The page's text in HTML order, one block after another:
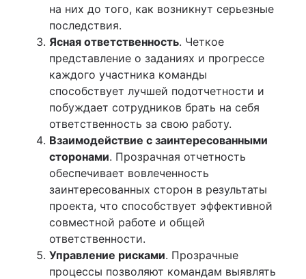
на них до того, как возникнут серьезные
последствия.
Ясная ответственность. Четкое
представление о заданиях и прогрессе
каждого участника команды
способствует лучшей подотчетности и
побуждает сотрудников брать на себя
ответственность за свою работу.
Взаимодействие с заинтересованными
сторонами. Прозрачная отчетность
обеспечивает вовлеченность
заинтересованных сторон в результаты
проекта, что способствует эффективной
совместной работе и общей
ответственности.
Управление рисками. Прозрачные
процессы позволяют командам выявлять